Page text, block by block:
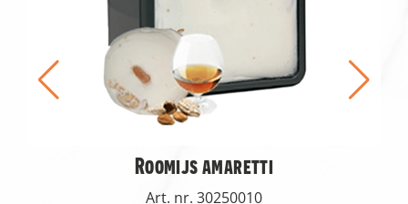
Roomijs amaretti
Art. nr. 30250010